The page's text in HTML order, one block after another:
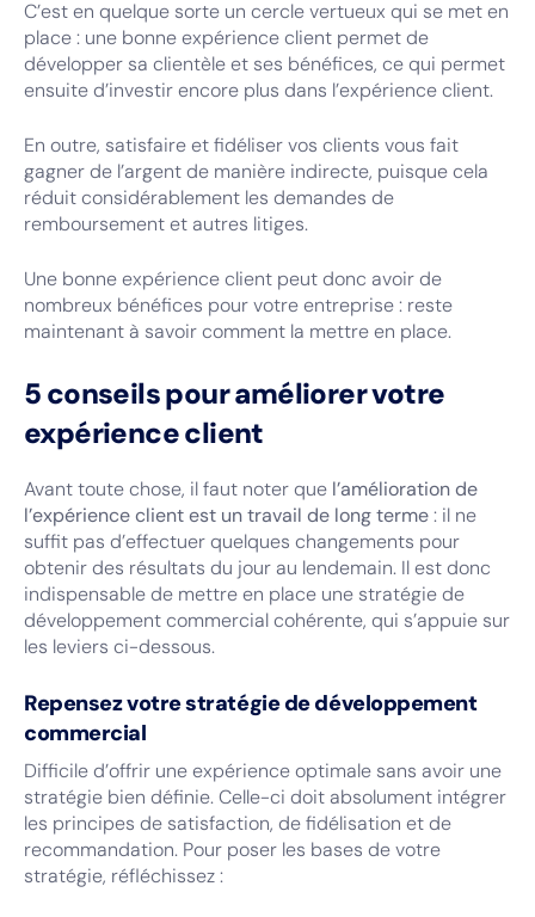
C’est en quelque sorte un cercle vertueux qui se met en
place : une bonne expérience client permet de
développer sa clientèle et ses bénéfices, ce qui permet
ensuite d’investir encore plus dans l’expérience client.
En outre, satisfaire et fidéliser vos clients vous fait
gagner de l’argent de manière indirecte, puisque cela
réduit considérablement les demandes de
remboursement et autres litiges.
Une bonne expérience client peut donc avoir de
nombreux bénéfices pour votre entreprise : reste
maintenant à savoir comment la mettre en place.
5 conseils pour améliorer votre
expérience client
Avant toute chose, il faut noter que l’amélioration de
l’expérience client est un travail de long terme: il ne
suffit pas d’effectuer quelques changements pour
obtenir des résultats du jour au lendemain. Il est donc
indispensable de mettre en place une stratégie de
développement commercial cohérente, qui s’appuie sur
les leviers ci-dessous.
Repensez votre stratégie de développement
commercial
Difficile d’offrir une expérience optimale sans avoir une
stratégie bien définie. Celle-ci doit absolument intégrer
les principes de satisfaction, de fidélisation et de
recommandation. Pour poser les bases de votre
stratégie, réfléchissez :